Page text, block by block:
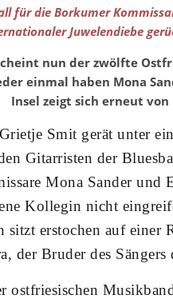
für die Borkumer
Juwelendiebe
nun der zwölfte
einmal haben Mona
Insel zeigt sich erneut
Smit gerät unter
Gitarristen der
Mona Sander
Kollegin nicht
erstochen auf einer
der Bruder des
ostfriesischen